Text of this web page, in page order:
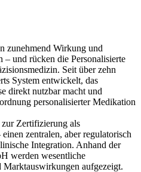
zunehmend Wirkung und
und rücken die Personalisierte
Seit über zehn
System entwickelt, das
direkt nutzbar macht und
personalisierter Medikation
Zertifizierung als
zentralen, aber regulatorisch
Integration. Anhand der
werden wesentliche
aufgezeigt.